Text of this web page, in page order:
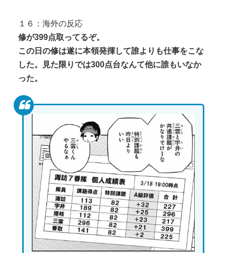
１６：海外の反応
修が399点取ってるぞ。
この日の修は遂に本領発揮して誰よりも仕事をこな
した。見た限りでは300点台なんて他に誰もいなか
った。